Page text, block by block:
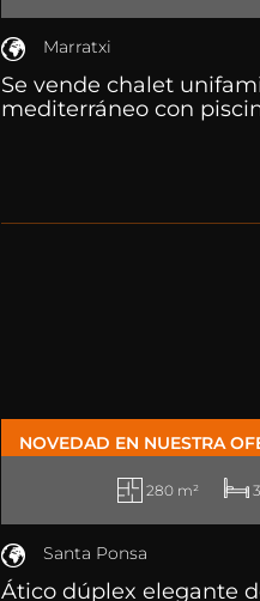
Marratxi
Se vende chalet
mediterráneo con
NOVEDAD EN NUESTRA
280 m² 3
Santa Ponsa
Ático dúplex elegante